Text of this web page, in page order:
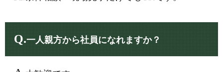
Q.一人親方から社員になれますか？